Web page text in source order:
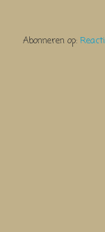
Abonneren op: